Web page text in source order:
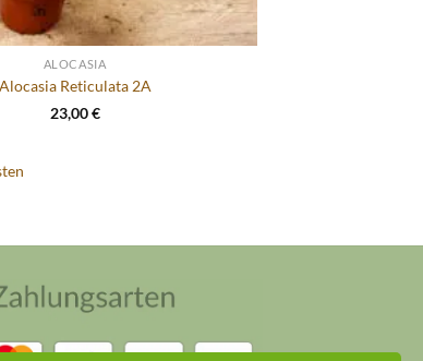
ALOCASIA
Alocasia Reticulata 2A
23,00€
Online – ich antworte so schnell wie möglich